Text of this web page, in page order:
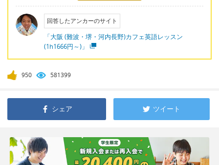
回答したアンカーのサイト
「大阪 (難波・堺・河内長野)カフェ英語レッスン
(1h1666円～)」
950 581399
シェア ツイート